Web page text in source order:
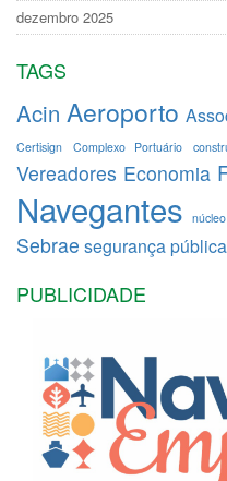
dezembro 2025
TAGS
Acin Aeroporto
Certisign Complexo Portuário
Vereadores Economia
Navegantes
Sebrae segurança pública
PUBLICIDADE